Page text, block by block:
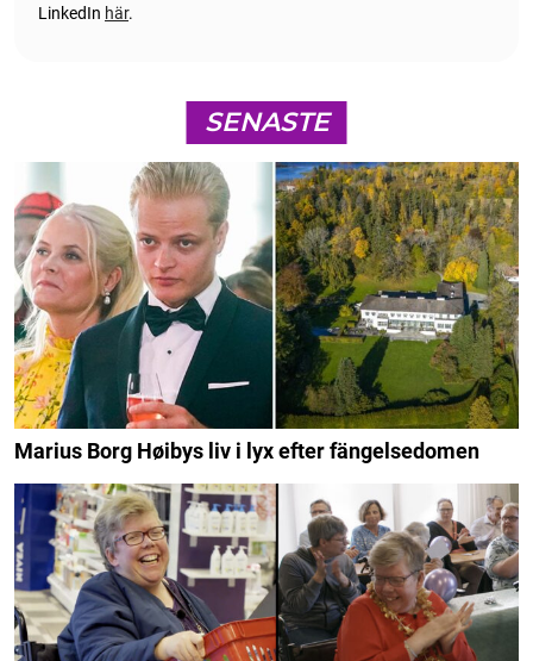
LinkedIn här.
SENASTE
Marius Borg Høibys liv i lyx efter fängelsedomen